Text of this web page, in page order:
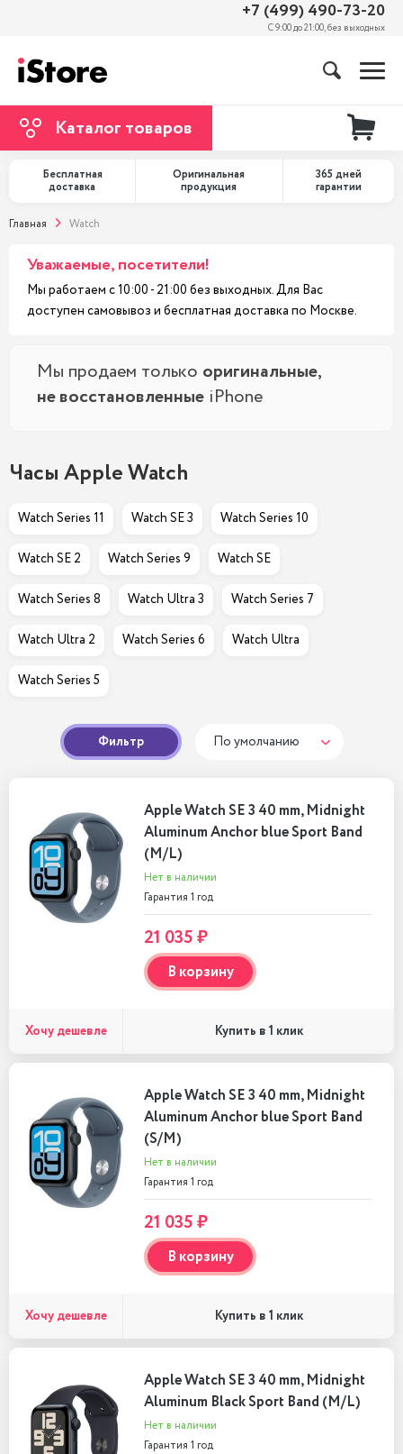
+7 (499) 490-73-20
С 9:00 до 21:00, без выходных
Каталог товаров
Бесплатная
доставка
Оригинальная
продукция
365 дней
гарантии
Главная Watch
Уважаемые, посетители!
Мы работаем с 10:00 - 21:00 без выходных. Для Вас
доступен самовывоз и бесплатная доставка по Москве.
Мы продаем только оригинальные,
не восстановленные iPhone
Часы Apple Watch
Watch Series 11 Watch SE 3 Watch Series 10
Watch SE 2 Watch Series 9 Watch SE
Watch Series 8 Watch Ultra 3 Watch Series 7
Watch Ultra 2 Watch Series 6 Watch Ultra
Watch Series 5
Фильтр По умолчанию
Apple Watch SE 3 40 mm, Midnight
Aluminum Anchor blue Sport Band
(M/L)
Нет в наличии
Гарантия 1 год
21 035 ₽
В корзину
Хочу дешевле Купить в 1 клик
Apple Watch SE 3 40 mm, Midnight
Aluminum Anchor blue Sport Band
(S/M)
Нет в наличии
Гарантия 1 год
21 035 ₽
В корзину
Хочу дешевле Купить в 1 клик
Apple Watch SE 3 40 mm, Midnight
Aluminum Black Sport Band (M/L)
Нет в наличии
Гарантия 1 год